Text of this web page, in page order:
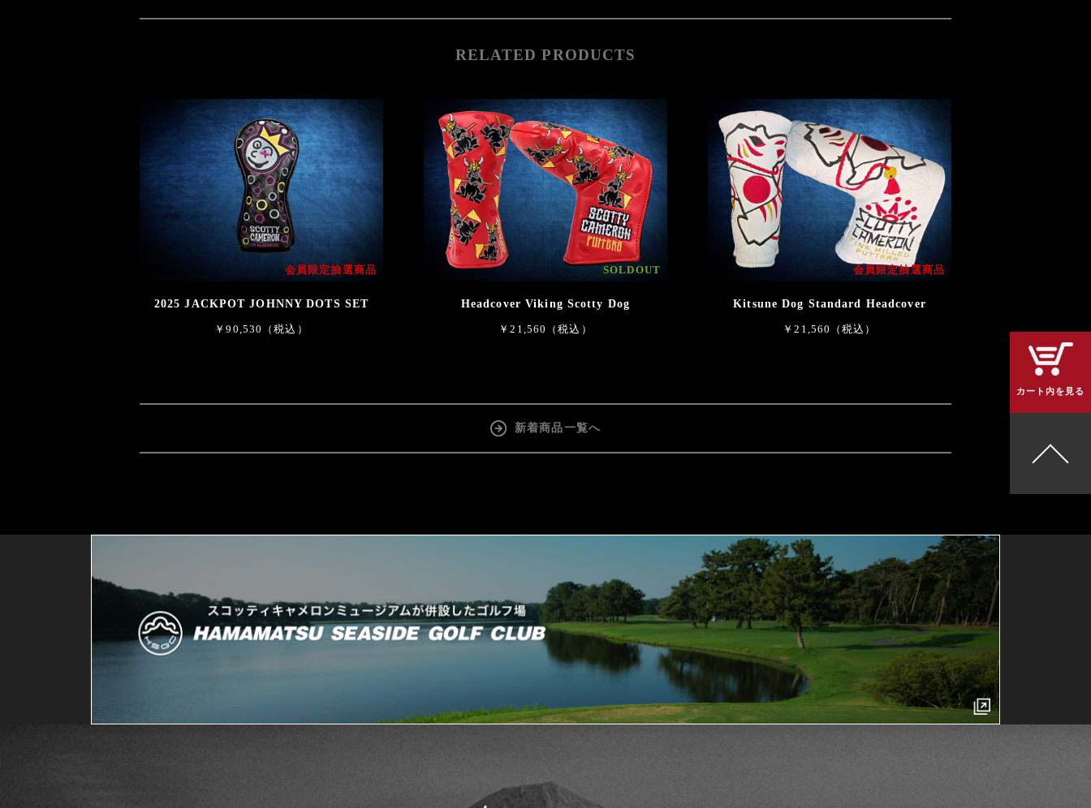
カート内を見る
RELATED PRODUCTS
会員限定抽選商品
2025 JACKPOT JOHNNY DOTS SET
￥90,530（税込）
SOLDOUT
Headcover Viking Scotty Dog
￥21,560（税込）
会員限定抽選商品
Kitsune Dog Standard Headcover
￥21,560（税込）
新着商品一覧へ